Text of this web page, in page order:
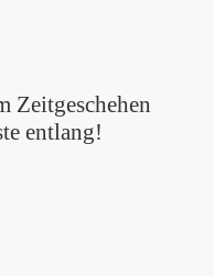
Zeitgeschehen
entlang!